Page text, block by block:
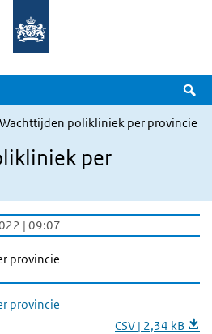
gaan
Wachttijden polikliniek per provincie
per
| 09:07
provincie
provincie
CSV | 2,34 kB